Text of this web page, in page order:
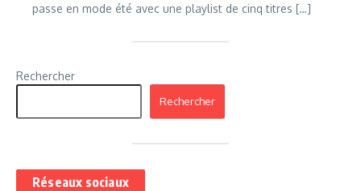
passe en mode été avec une playlist de cinq titres […]
Rechercher
Rechercher
Réseaux sociaux